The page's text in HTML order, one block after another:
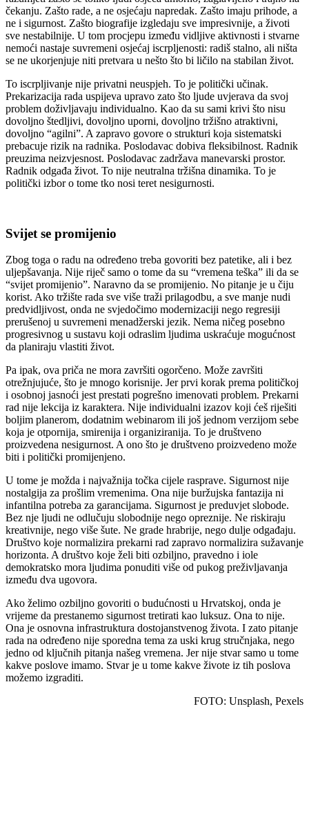
čekanju. Zašto rade, a ne osjećaju napredak. Zašto imaju prihode, a
ne i sigurnost. Zašto biografije izgledaju sve impresivnije, a životi
sve nestabilnije. U tom procjepu između vidljive aktivnosti i stvarne
nemoći nastaje suvremeni osjećaj iscrpljenosti: radiš stalno, ali ništa
se ne ukorjenjuje niti pretvara u nešto što bi ličilo na stabilan život.
To iscrpljivanje nije privatni neuspjeh. To je politički učinak.
Prekarizacija rada uspijeva upravo zato što ljude uvjerava da svoj
problem doživljavaju individualno. Kao da su sami krivi što nisu
dovoljno štedljivi, dovoljno uporni, dovoljno tržišno atraktivni,
dovoljno “agilni”. A zapravo govore o strukturi koja sistematski
prebacuje rizik na radnika. Poslodavac dobiva fleksibilnost. Radnik
preuzima neizvjesnost. Poslodavac zadržava manevarski prostor.
Radnik odgađa život. To nije neutralna tržišna dinamika. To je
politički izbor o tome tko nosi teret nesigurnosti.
Svijet se promijenio
Zbog toga o radu na određeno treba govoriti bez patetike, ali i bez
uljepšavanja. Nije riječ samo o tome da su “vremena teška” ili da se
“svijet promijenio”. Naravno da se promijenio. No pitanje je u čiju
korist. Ako tržište rada sve više traži prilagodbu, a sve manje nudi
predvidljivost, onda ne svjedočimo modernizaciji nego regresiji
prerušenoј u suvremeni menadžerski jezik. Nema ničeg posebno
progresivnog u sustavu koji odraslim ljudima uskraćuje mogućnost
da planiraju vlastiti život.
Pa ipak, ova priča ne mora završiti ogorčeno. Može završiti
otrežnjujuće, što je mnogo korisnije. Jer prvi korak prema političkoj
i osobnoj jasnoći jest prestati pogrešno imenovati problem. Prekarni
rad nije lekcija iz karaktera. Nije individualni izazov koji ćeš riješiti
boljim planerom, dodatnim webinarom ili još jednom verzijom sebe
koja je otpornija, smirenija i organiziranija. To je društveno
proizvedena nesigurnost. A ono što je društveno proizvedeno može
biti i politički promijenjeno.
U tome je možda i najvažnija točka cijele rasprave. Sigurnost nije
nostalgija za prošlim vremenima. Ona nije buržujska fantazija ni
infantilna potreba za garancijama. Sigurnost je preduvjet slobode.
Bez nje ljudi ne odlučuju slobodnije nego opreznije. Ne riskiraju
kreativnije, nego više šute. Ne grade hrabrije, nego dulje odgađaju.
Društvo koje normalizira prekarni rad zapravo normalizira sužavanje
horizonta. A društvo koje želi biti ozbiljno, pravedno i iole
demokratsko mora ljudima ponuditi više od pukog preživljavanja
između dva ugovora.
Ako želimo ozbiljno govoriti o budućnosti u Hrvatskoj, onda je
vrijeme da prestanemo sigurnost tretirati kao luksuz. Ona to nije.
Ona je osnovna infrastruktura dostojanstvenog života. I zato pitanje
rada na određeno nije sporedna tema za uski krug stručnjaka, nego
jedno od ključnih pitanja našeg vremena. Jer nije stvar samo u tome
kakve poslove imamo. Stvar je u tome kakve živote iz tih poslova
možemo izgraditi.
FOTO: Unsplash, Pexels